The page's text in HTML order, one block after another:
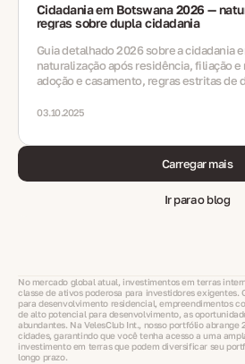
Cidadania em Botswana 2026 —
regras sobre dupla cidadania
Guia detalhado 2026 sobre a cidadania
naturalização após residência, filiação
adoção e casamento, regras estritas de
03.10.2025
Carregar mais
Ir para o blog
No mercado global atual, investimentos em terras
classe de ativos poderosa para investidores exigentes.
para desenvolvimento residencial, empreendimentos
de alto potencial para desenvolvimento, as
abundantes. Na VelesClub Int., nosso portfólio abrange
cidades, garantindo que você tenha acesso a uma
investimento em terras que podem diversificar seu
longo prazo.